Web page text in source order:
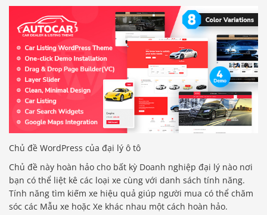
Chủ đề WordPress của đại lý ô tô
Chủ đề này hoàn hảo cho bất kỳ Doanh nghiệp đại lý nào nơi
bạn có thể liệt kê các loại xe cùng với danh sách tính năng.
Tính năng tìm kiếm xe hiệu quả giúp người mua có thể chăm
sóc các Mẫu xe hoặc Xe khác nhau một cách hoàn hảo.